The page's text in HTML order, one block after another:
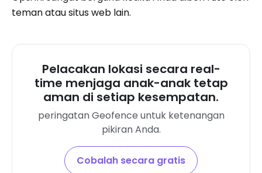
teman atau situs web lain.
Pelacakan lokasi secara real-
time menjaga anak-anak tetap
aman di setiap kesempatan.
peringatan Geofence untuk ketenangan
pikiran Anda.
Cobalah secara gratis